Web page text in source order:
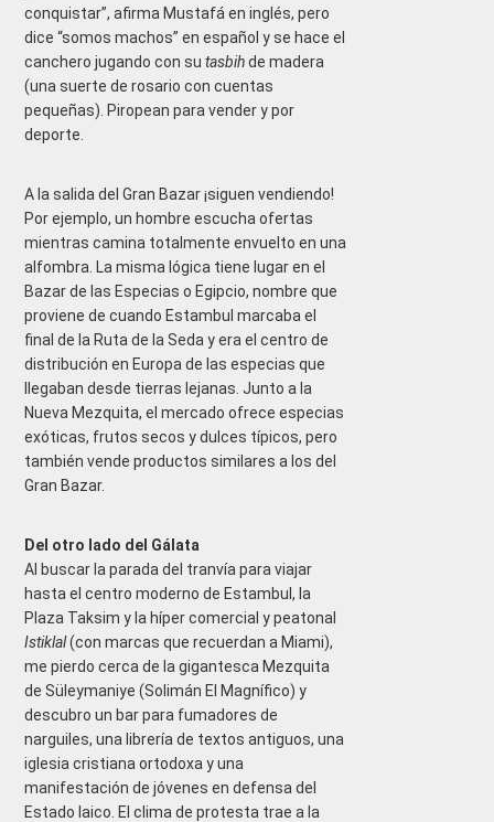
conquistar”, afirma Mustafá en inglés, pero
dice “somos machos” en español y se hace el
canchero jugando con sutasbihde madera
(una suerte de rosario con cuentas
pequeñas). Piropean para vender y por
deporte.
A la salida del Gran Bazar ¡siguen vendiendo!
Por ejemplo, un hombre escucha ofertas
mientras camina totalmente envuelto en una
alfombra. La misma lógica tiene lugar en el
Bazar de las Especias o Egipcio, nombre que
proviene de cuando Estambul marcaba el
final de la Ruta de la Seda y era el centro de
distribución en Europa de las especias que
llegaban desde tierras lejanas. Junto a la
Nueva Mezquita, el mercado ofrece especias
exóticas, frutos secos y dulces típicos, pero
también vende productos similares a los del
Gran Bazar.
Del otro lado del Gálata
Al buscar la parada del tranvía para viajar
hasta el centro moderno de Estambul, la
Plaza Taksim y la híper comercial y peatonal
Istiklal(con marcas que recuerdan a Miami),
me pierdo cerca de la gigantesca Mezquita
de Süleymaniye (Solimán El Magnífico) y
descubro un bar para fumadores de
narguiles, una librería de textos antiguos, una
iglesia cristiana ortodoxa y una
manifestación de jóvenes en defensa del
Estado laico. El clima de protesta trae a la